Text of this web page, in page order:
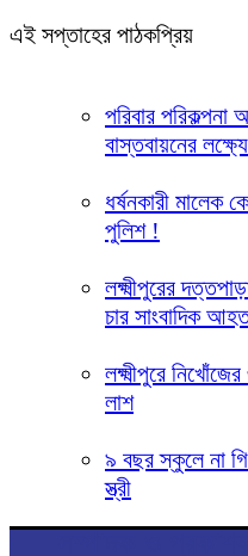
এই সপ্তাহের পাঠকপ্রিয়
পরিবার পরিকল্পনা
বাস্তবায়নের
ধর্ষনকারী মালেক
পুলিশ !
লক্ষ্মীপুরের
চার সাংবাদিক
লক্ষ্মীপুরে
লাশ
৯ বছর স্কুলে না
স্ত্রী